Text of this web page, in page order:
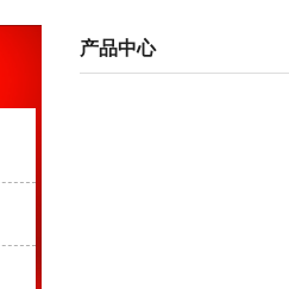
产品中心